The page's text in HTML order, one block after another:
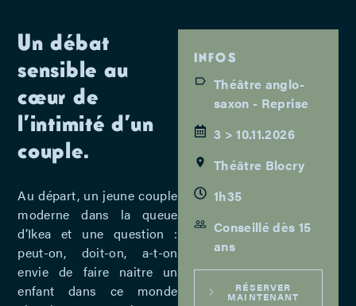
Un débat
sensible au
cœur de
l’intimité d’un
couple.
Au départ, un jeune couple
moderne dans la queue
d’Ikea et une question :
peut-on, doit-on, a-t-on
envie de faire naitre un
enfant dans ce monde
INFOS
Théâtre anglo-
saxon - Reprise
3 > 10.11.2026
Théâtre Blocry
1h35
Conseillé dès 15
ans
RÉSERVER
MAINTENANT